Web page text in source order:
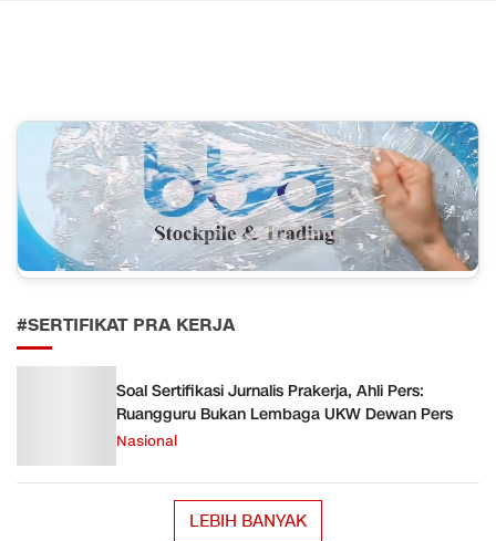
#SERTIFIKAT PRA KERJA
Soal Sertifikasi Jurnalis Prakerja, Ahli Pers:
Ruangguru Bukan Lembaga UKW Dewan Pers
Nasional
LEBIH BANYAK